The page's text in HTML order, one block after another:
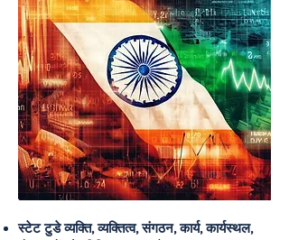
स्टेट टुडे व्यक्ति, व्यक्तित्व, संगठन, कार्य, कार्यस्थल,